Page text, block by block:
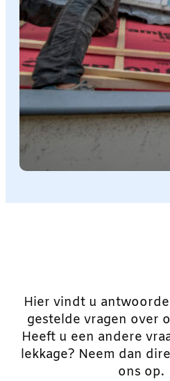
Hier vindt u
gestelde vragen over
Heeft u een andere
lekkage? Neem dan
ons op.